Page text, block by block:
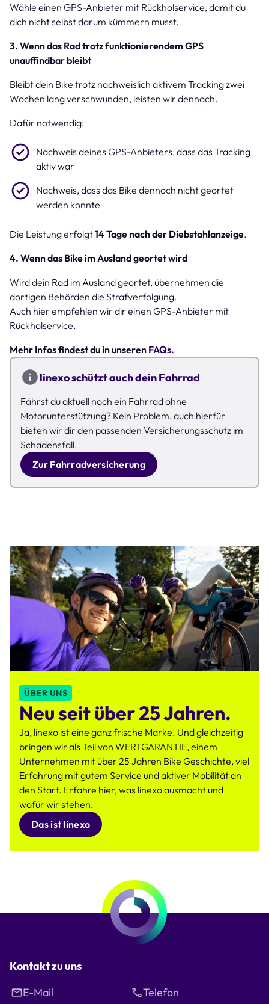
Wähle einen GPS-Anbieter mit Rückholservice, damit du
dich nicht selbst darum kümmern musst.
3. Wenn das Rad trotz funktionierendem GPS
unauffindbar bleibt
Bleibt dein Bike trotz nachweislich aktivem Tracking zwei
Wochen lang verschwunden, leisten wir dennoch.
Dafür notwendig:
Nachweis deines GPS-Anbieters, dass das Tracking
aktiv war
Nachweis, dass das Bike dennoch nicht geortet
werden konnte
Die Leistung erfolgt14 Tage nach der Diebstahlanzeige.
4. Wenn das Bike im Ausland geortet wird
Wird dein Rad im Ausland geortet, übernehmen die
dortigen Behörden die Strafverfolgung.
Auch hier empfehlen wir dir einen GPS-Anbieter mit
Rückholservice.
Mehr Infos findest du in unseren FAQs.
linexo schützt auch dein Fahrrad
Fährst du aktuell noch ein Fahrrad ohne
Motorunterstützung? Kein Problem, auch hierfür
bieten wir dir den passenden Versicherungsschutz im
Schadensfall.
Zur Fahrradversicherung
ÜBER UNS
Neu seit über 25 Jahren.
Ja, linexo ist eine ganz frische Marke. Und gleichzeitig
bringen wir als Teil von WERTGARANTIE, einem
Unternehmen mit über 25 Jahren Bike Geschichte, viel
Erfahrung mit gutem Service und aktiver Mobilität an
den Start. Erfahre hier, was linexo ausmacht und
wofür wir stehen.
Das ist linexo
Kontakt zu uns
E-Mail
Telefon